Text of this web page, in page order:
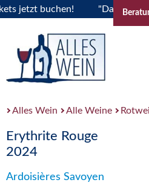
buchen! "Das
Alles Wein Alle Weine
Erythrite Rouge
2024
Ardoisières Savoyen